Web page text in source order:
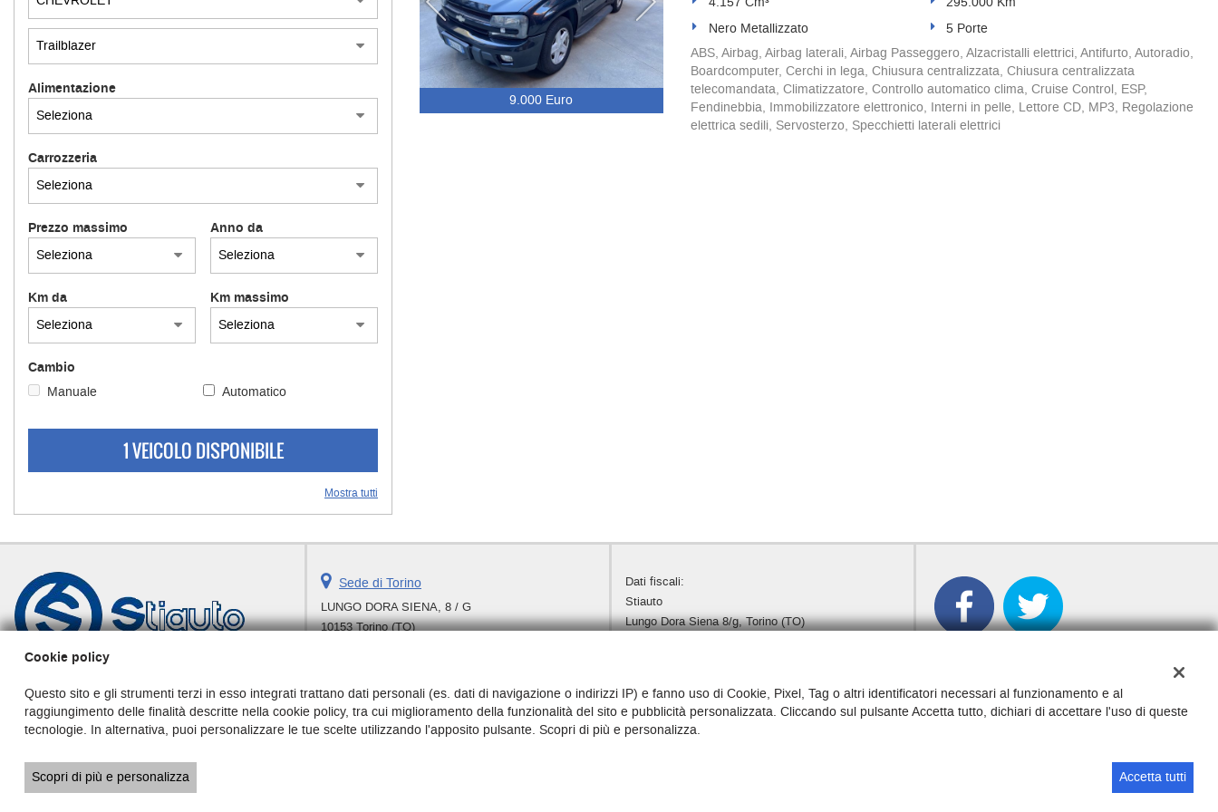
Alimentazione
Carrozzeria
Prezzo massimo Anno da
Km da Km massimo
Cambio
Manuale Automatico
1 VEICOLO DISPONIBILE
Mostra tutti
9.000 Euro
Nero Metallizzato
5 Porte
ABS, Airbag, Airbag laterali, Airbag Passeggero, Alzacristalli elettrici, Antifurto, Autoradio,
Boardcomputer, Cerchi in lega, Chiusura centralizzata, Chiusura centralizzata
telecomandata, Climatizzatore, Controllo automatico clima, Cruise Control, ESP,
Fendinebbia, Immobilizzatore elettronico, Interni in pelle, Lettore CD, MP3, Regolazione
elettrica sedili, Servosterzo, Specchietti laterali elettrici
Sede di Torino
LUNGO DORA SIENA, 8 / G
10153 Torino (TO)
Fax:
+39 339 657 2100
Email:
stiauto@gmail.com
Indicazioni stradali
Dati fiscali:
Stiauto
Lungo Dora Siena 8/g, Torino (TO)
Copyright © 2026 GestionaleAuto.com S.r.l., Tutti i diritti riservati - GestionaleAuto.com
Cookie policy
Questo sito e gli strumenti terzi in esso integrati trattano dati personali (es. dati di navigazione o indirizzi IP) e fanno uso di Cookie, Pixel, Tag o altri identificatori necessari al funzionamento e al
raggiungimento delle finalità descritte nella cookie policy, tra cui miglioramento della funzionalità del sito e pubblicità personalizzata. Cliccando sul pulsante Accetta tutto, dichiari di accettare l'uso di queste
tecnologie. In alternativa, puoi personalizzare le tue scelte utilizzando l'apposito pulsante. Scopri di più e personalizza.
Scopri di più e personalizza Accetta tutti